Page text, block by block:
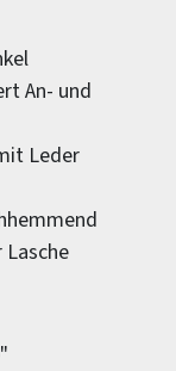
An- und
Leder